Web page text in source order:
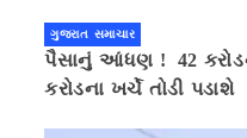
ગુજરાત સમાચાર
પૈસાનું આંધણ ! 42
કરોડના ખર્ચે તોડી પડાશે